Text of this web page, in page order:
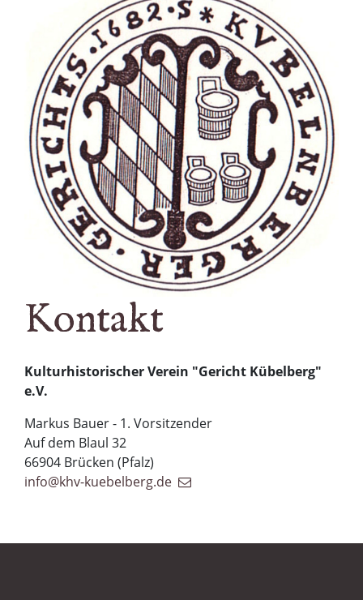
Kontakt
Kulturhistorischer Verein "Gericht Kübelberg"
e.V.
Markus Bauer - 1. Vorsitzender
Auf dem Blaul 32
66904 Brücken (Pfalz)
info@khv-kuebelberg.de